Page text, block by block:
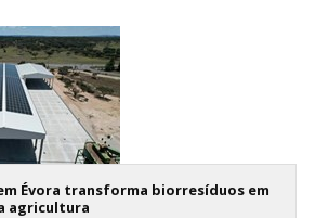
Évora transforma biorresíduos em
agricultura